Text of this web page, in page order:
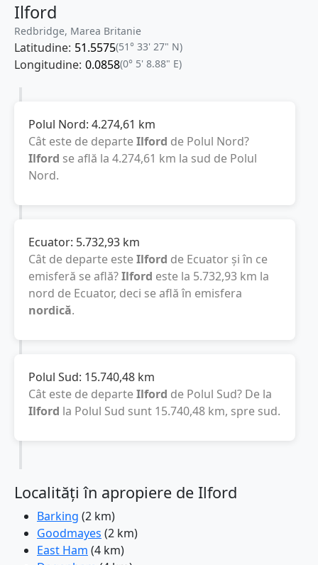
Ilford
Redbridge, Marea Britanie
Latitudine: 51.5575(51° 33' 27" N)
Longitudine: 0.0858(0° 5' 8.88" E)
Polul Nord: 4.274,61 km
Cât este de departeIlford de Polul Nord?
Ilford se află la 4.274,61 km la sud de Polul
Nord.
Ecuator: 5.732,93 km
Cât de departe esteIlford de Ecuator și în ce
emisferă se află?Ilford este la 5.732,93 km la
nord de Ecuator, deci se află în emisfera
nordică.
Polul Sud: 15.740,48 km
Cât este de departeIlford de Polul Sud? De la
Ilford la Polul Sud sunt 15.740,48 km, spre sud.
Localități în apropiere de Ilford
Barking (2 km)
Goodmayes (2 km)
East Ham (4 km)